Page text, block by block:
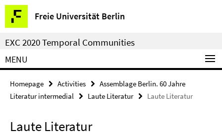
Springe
direkt
zu
Inhalt
Freie Universität Berlin
Service
Navigation
EXC 2020 Temporal Communities
MENU
Homepage Activities
Assemblage Berlin. 60 Jahre
Literatur intermedial
Laute Literatur Laute Literatur
Laute Literatur